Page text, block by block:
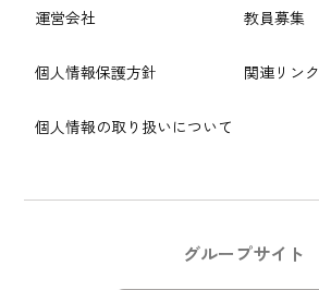
運営会社
個人情報保護方針
個人情報の取り扱いについて
教員募集
関連リンク
グループサイト